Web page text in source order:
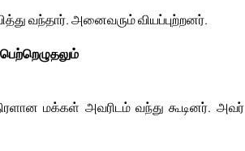
வந்தார். அனைவரும் வியப்புற்றனர்.
மக்கள் அவரிடம் வந்து கூடினர். அவர்